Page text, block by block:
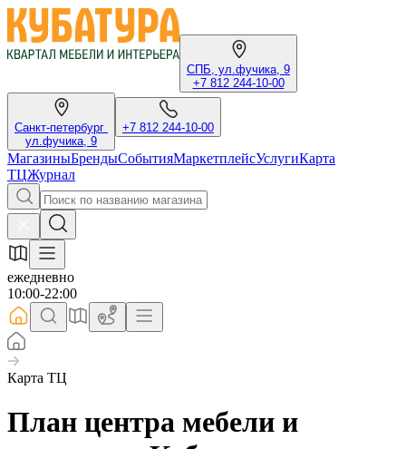
СПБ, ул.фучика, 9
+7 812 244-10-00
Санкт-петербург
ул.фучика, 9
+7 812 244-10-00
МагазиныБрендыСобытияМаркетплейсУслугиКарта
ТЦЖурнал
ежедневно
10:00-22:00
Карта ТЦ
План центра мебели и